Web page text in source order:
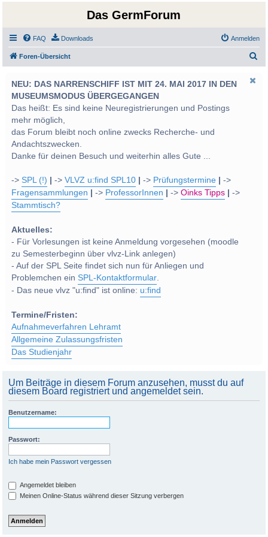
Das GermForum
FAQ Downloads Anmelden
Foren-Übersicht
NEU: DAS NARRENSCHIFF IST MIT 24. MAI 2017 IN DEN
MUSEUMSMODUS ÜBERGEGANGEN
Das heißt: Es sind keine Neuregistrierungen und Postings
mehr möglich,
das Forum bleibt noch online zwecks Recherche- und
Andachtszwecken.
Danke für deinen Besuch und weiterhin alles Gute ...
->SPL (!) ->VLVZ u:find SPL10 -> Prüfungstermine
->
Fragensammlungen
-> ProfessorInnen ->Oinks Tipps
->
Stammtisch?
Aktuelles:
- Für Vorlesungen ist keine Anmeldung vorgesehen (moodle
zu Semesterbeginn über vlvz-Link anlegen)
- Auf der SPL Seite findet sich nun für Anliegen und
Problemchen einSPL-Kontaktformular.
- Das neue vlvz "u:find" ist online: u:find
Termine/Fristen:
Aufnahmeverfahren Lehramt
Allgemeine Zulassungsfristen
Das Studienjahr
Um Beiträge in diesem Forum anzusehen, musst du auf
diesem Board registriert und angemeldet sein.
Benutzername:
Passwort:
Ich habe mein Passwort vergessen
Angemeldet bleiben
Meinen Online-Status während dieser Sitzung verbergen